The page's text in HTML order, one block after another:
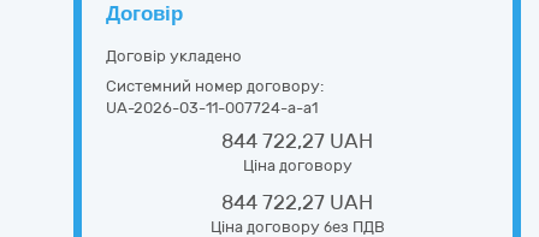
Договір
Договір укладено
Системний номер договору:
UA-2026-03-11-007724-a-a1
844 722,27 UAH
Ціна договору
844 722,27 UAH
Ціна договору без ПДВ